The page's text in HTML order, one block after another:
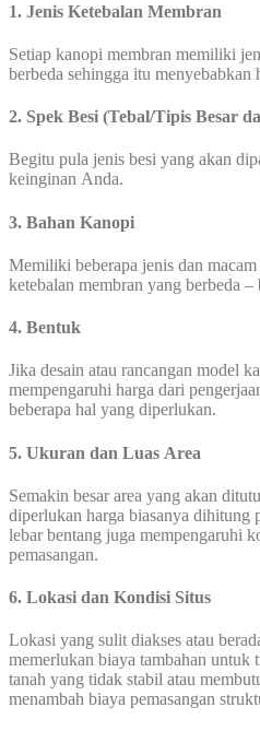
1. Jenis Ketebalan Membran
Setiap kanopi membran memiliki
berbeda sehingga itu menyebabkan
2. Spek Besi (Tebal/Tipis Besar
Begitu pula jenis besi yang akan
keinginan Anda.
3. Bahan Kanopi
Memiliki beberapa jenis dan
ketebalan membran yang berbeda –
4. Bentuk
Jika desain atau rancangan model
mempengaruhi harga dari
beberapa hal yang diperlukan.
5. Ukuran dan Luas Area
Semakin besar area yang akan
diperlukan harga biasanya dihitung
lebar bentang juga mempengaruhi
pemasangan.
6. Lokasi dan Kondisi Situs
Lokasi yang sulit diakses atau
memerlukan biaya tambahan untuk
tanah yang tidak stabil atau
menambah biaya pemasangan